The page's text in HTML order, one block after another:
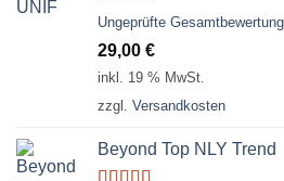
Bewertet
mit 5.00
5
Ungeprüfte
29,00 €
inkl. 19 % MwSt.
zzgl. Versandkosten
Beyond Top NLY Trend